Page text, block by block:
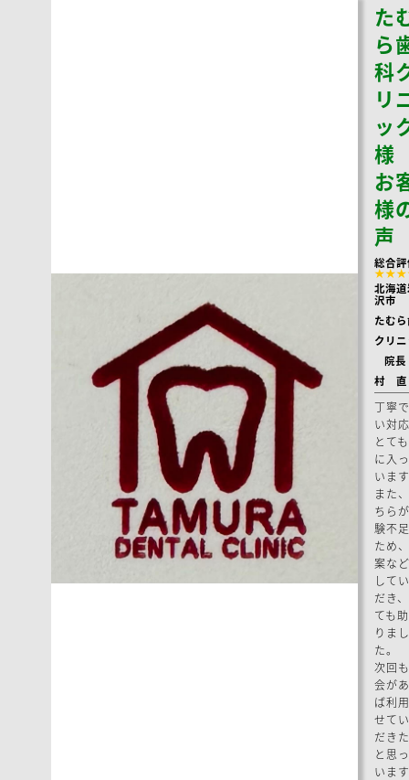
た
ら
科
リ
ッ
お
様
声
総合
北海
沢市
たむ
クリ
院
村
丁寧
い対
とて
に入
いま
また
ちら
験不
ため
案な
して
だき
ても
りまし
た。
次回
会が
ば利
せて
だき
と思
いま